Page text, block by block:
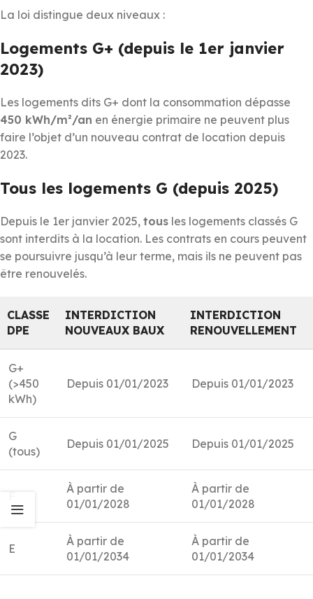
La loi distingue deux niveaux :
Logements G+ (depuis le 1er janvier
2023)
Les logements dits G+ dont la consommation dépasse
450 kWh/m²/an en énergie primaire ne peuvent plus
faire l’objet d’un nouveau contrat de location depuis
2023.
Tous les logements G (depuis 2025)
Depuis le 1er janvier 2025, tous les logements classés G
sont interdits à la location. Les contrats en cours peuvent
se poursuivre jusqu’à leur terme, mais ils ne peuvent pas
être renouvelés.
CLASSE
DPE
INTERDICTION
NOUVEAUX BAUX
INTERDICTION
RENOUVELLEMENT
G+
(>450
kWh)
Depuis 01/01/2023 Depuis 01/01/2023
G
(tous)
Depuis 01/01/2025 Depuis 01/01/2025
À partir de
01/01/2028
À partir de
01/01/2028
E
À partir de
01/01/2034
À partir de
01/01/2034